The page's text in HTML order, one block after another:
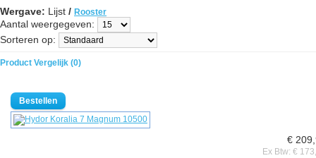
Wergave: Lijst / Rooster
Aantal weergegeven:
Sorteren op:
Product Vergelijk (0)
€
Ex Btw: €